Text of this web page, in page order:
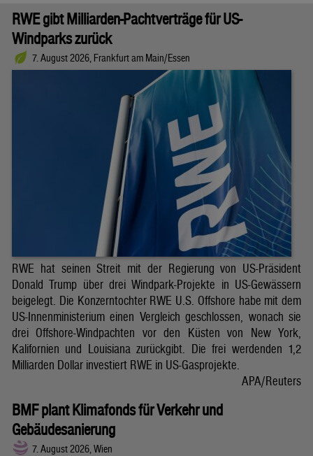
RWE gibt Milliarden-Pachtverträge für US-
Windparks zurück
7. August 2026, Frankfurt am Main/Essen
RWE hat seinen Streit mit der Regierung von US-Präsident
Donald Trump über drei Windpark-Projekte in US-Gewässern
beigelegt. Die Konzerntochter RWE U.S. Offshore habe mit dem
US-Innenministerium einen Vergleich geschlossen, wonach sie
drei Offshore-Windpachten vor den Küsten von New York,
Kalifornien und Louisiana zurückgibt. Die frei werdenden 1,2
Milliarden Dollar investiert RWE in US-Gasprojekte.
APA/Reuters
BMF plant Klimafonds für Verkehr und
Gebäudesanierung
7. August 2026, Wien